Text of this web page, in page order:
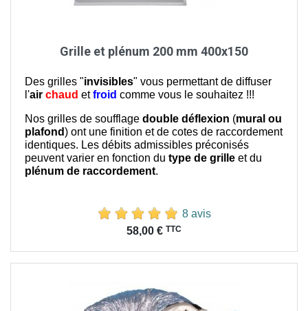
Grille et plénum 200 mm 400x150
Des grilles "invisibles" vous permettant de diffuser
l'air chaud etfroid comme vous le souhaitez !!!
Nos grilles de soufflage double déflexion (mural ou
plafond) ont une finition et de cotes de raccordement
identiques. Les débits admissibles préconisés
peuvent varier en fonction du type de grille et du
plénum de raccordement.
8 avis
58,00 € TTC